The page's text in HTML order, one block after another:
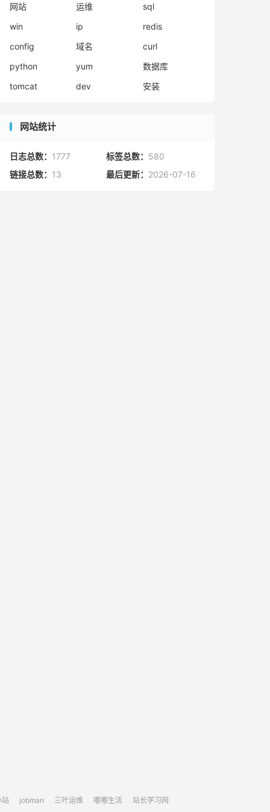
网站 运维
sql
win
ip
redis
config
域名
curl
python
yum
数据库
tomcat
dev 安装
网站统计
日志总数： 1777 标签总数： 580
链接总数： 13 最后更新： 2026-07-16
站 jobman 三叶运维 嘟嘟生活 站长学习网